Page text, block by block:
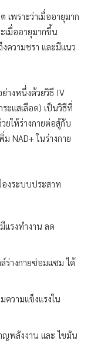
เพราะว่าเมื่ออายุมาก
เมื่ออายุมากขึ้น
งความชรา และมีแนว
ย่างหนึ่งด้วยวิธี IV
ะแสเลือด) เป็นวิธีที่
ยให้ร่างกายต่อสู้กับ
NAD+ ในร่างกาย
งระบบประสาท
แรงทำงาน ลด
ร่างกายซ่อมแซม ได้
วามแข็งแรงใน
ญพลังงาน และ ไขมัน